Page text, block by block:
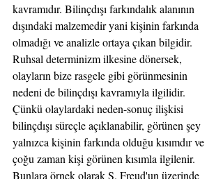
kavramıdır. Bilinçdışı farkındalık alanının
dışındaki malzemedir yani kişinin farkında
olmadığı ve analizle ortaya çıkan bilgidir.
Ruhsal determinizm ilkesine dönersek,
olayların bize rasgele gibi görünmesinin
nedeni de bilinçdışı kavramıyla ilgilidir.
Çünkü olaylardaki neden-sonuç ilişkisi
bilinçdışı süreçle açıklanabilir, görünen şey
yalnızca kişinin farkında olduğu kısımdır ve
çoğu zaman kişi görünen kısımla ilgilenir.
Bunlara örnek olarak S. Freud'un üzerinde